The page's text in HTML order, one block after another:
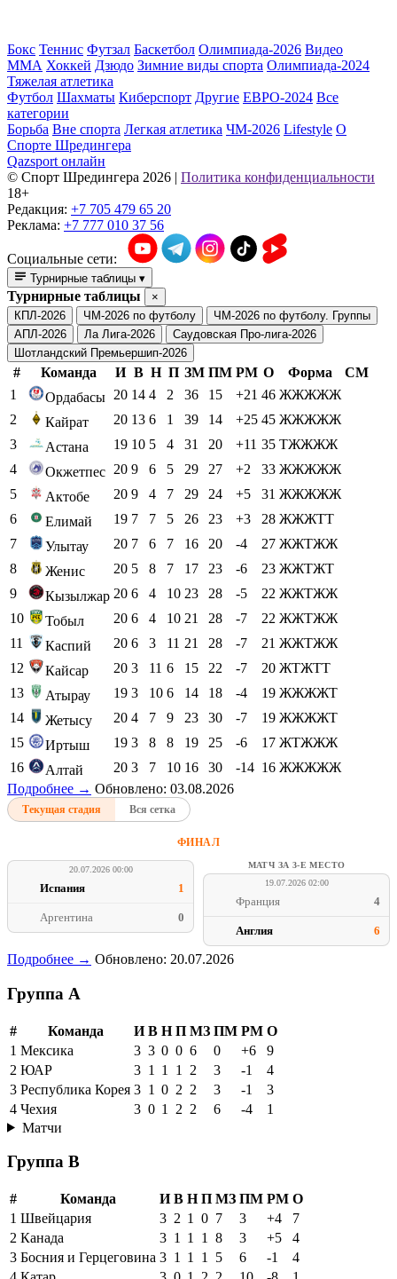
Бокс Теннис Футзал Баскетбол Олимпиада-2026 Видео
ММА Хоккей Дзюдо Зимние виды спорта Олимпиада-2024
Тяжелая атлетика
Футбол Шахматы Киберспорт Другие ЕВРО-2024 Все
категории
Борьба Вне спорта Легкая атлетика ЧМ-2026 Lifestyle О
Спорте Шредингера
Qazsport онлайн
© Cпорт Шредингера 2026 | Политика конфиденциальности
18+
Редакция: +7 705 479 65 20
Реклама: +7 777 010 37 56
Социальные сети:
Турнирные таблицы ▾
Турнирные таблицы
×
КПЛ-2026
ЧМ-2026 по футболу
ЧМ-2026 по футболу. Группы
АПЛ-2026
Ла Лига-2026
Саудовская Про-лига-2026
Шотландский Премьершип-2026
# Команда И В Н П ЗМ ПМ РМ О Форма
СМ
1
Ордабасы 20 14 4 2 36 15 +21 46 ЖЖЖЖЖ
2
Кайрат 20 13 6 1 39 14 +25 45 ЖЖЖЖЖ
3
Астана 19 10 5 4 31 20 +11 35 ТЖЖЖЖ
4
Окжетпес 20 9 6 5 29 27 +2 33 ЖЖЖЖЖ
5
Актобе 20 9 4 7 29 24 +5 31 ЖЖЖЖЖ
6
Елимай 19 7 7 5 26 23 +3 28 ЖЖЖТТ
7
Улытау 20 7 6 7 16 20 -4 27 ЖЖТЖЖ
8
Женис 20 5 8 7 17 23 -6 23 ЖЖТЖТ
9
Кызылжар 20 6 4 10 23 28 -5 22 ЖЖТЖЖ
10
Тобыл 20 6 4 10 21 28 -7 22 ЖЖТЖЖ
11
Каспий 20 6 3 11 21 28 -7 21 ЖЖТЖЖ
12
Кайсар 20 3 11 6 15 22 -7 20 ЖТЖТТ
13
Атырау 19 3 10 6 14 18 -4 19 ЖЖЖЖТ
14
Жетысу 20 4 7 9 23 30 -7 19 ЖЖЖЖТ
15
Иртыш 19 3 8 8 19 25 -6 17 ЖТЖЖЖ
16
Алтай 20 3 7 10 16 30 -14 16 ЖЖЖЖЖ
Подробнее → Обновлено: 03.08.2026
Текущая стадия Вся сетка
ФИНАЛ
20.07.2026 00:00
Испания 1
Аргентина 0
МАТЧ ЗА 3-Е МЕСТО
19.07.2026 02:00
Франция 4
Англия 6
Подробнее → Обновлено: 20.07.2026
Группа A
# Команда И В Н П МЗ ПМ РМ О
1 Мексика 3 3 0 0 6 0 +6
9
2 ЮАР 3 1 1 1 2 3 -1
4
3 Республика Корея 3 1 0 2 2 3 -1
3
4 Чехия 3 0 1 2 2 6 -4
1
Матчи
Группа B
# Команда И В Н П МЗ ПМ РМ О
1 Швейцария 3 2 1 0 7 3 +4
7
2 Канада 3 1 1 1 8 3 +5
4
3 Босния и Герцеговина 3 1 1 1 5 6 -1
4